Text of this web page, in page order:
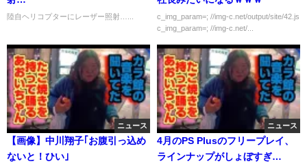
陸自ヘリコプターにレーザー照射…...
c_img_param=; //img-c.net/output/site/42.js
c_img_param=; //img-c.net/...
ニュース
【画像】中川翔子｢お腹引っ込め
ないと！ひい｣
ニュース
4月のPS Plusのフリープレイ、
ラインナップがしょぼすぎ…